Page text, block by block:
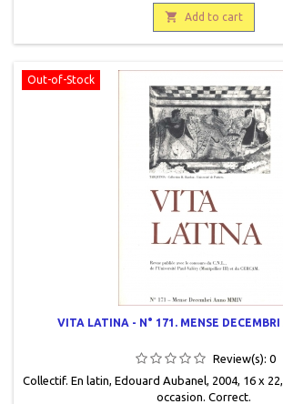
 Add to cart
Out-of-Stock
VITA LATINA - N° 171. MENSE
Review(s): 0
Collectif. En latin, Edouard Aubanel, 2004, 16 x
occasion. Correct.